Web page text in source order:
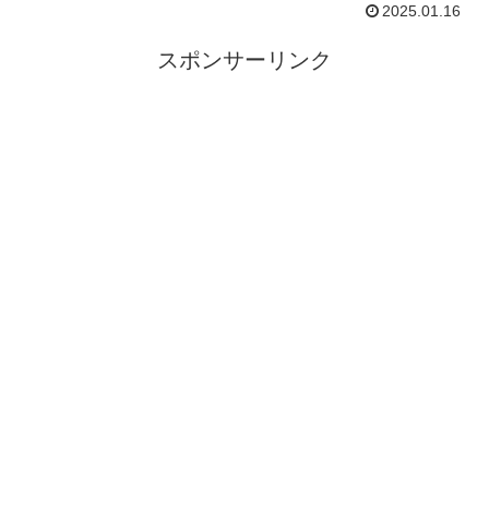
2025.01.16
スポンサーリンク